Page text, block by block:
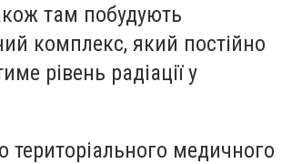
там побудують
комплекс, який постійно
рівень радіації у
територіального медичного